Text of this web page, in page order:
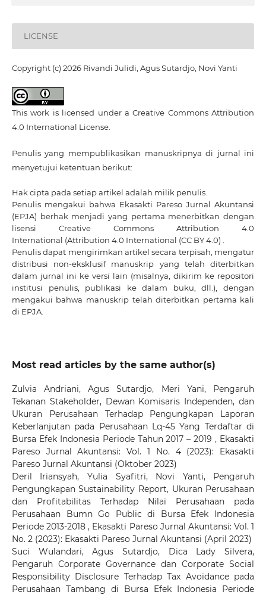
LICENSE
Copyright (c) 2026 Rivandi Julidi, Agus Sutardjo, Novi Yanti
This work is licensed under aCreative Commons Attribution
4.0 International License.
Penulis yang mempublikasikan manuskripnya di jurnal ini
menyetujui ketentuan berikut:
Hak cipta pada setiap artikel adalah milik penulis.
Penulis mengakui bahwa Ekasakti Pareso Jurnal Akuntansi
(EPJA) berhak menjadi yang pertama menerbitkan dengan
lisensi Creative Commons Attribution 4.0
International (Attribution 4.0 International (CC BY 4.0) .
Penulis dapat mengirimkan artikel secara terpisah, mengatur
distribusi non-eksklusif manuskrip yang telah diterbitkan
dalam jurnal ini ke versi lain (misalnya, dikirim ke repositori
institusi penulis, publikasi ke dalam buku, dll.), dengan
mengakui bahwa manuskrip telah diterbitkan pertama kali
di EPJA.
Most read articles by the same author(s)
Zulvia Andriani, Agus Sutardjo, Meri Yani, Pengaruh
Tekanan Stakeholder, Dewan Komisaris Independen, dan
Ukuran Perusahaan Terhadap Pengungkapan Laporan
Keberlanjutan pada Perusahaan Lq-45 Yang Terdaftar di
Bursa Efek Indonesia Periode Tahun 2017 – 2019, Ekasakti
Pareso Jurnal Akuntansi: Vol. 1 No. 4 (2023): Ekasakti
Pareso Jurnal Akuntansi (Oktober 2023)
Deril Iriansyah, Yulia Syafitri, Novi Yanti, Pengaruh
Pengungkapan Sustainability Report, Ukuran Perusahaan
dan Profitabilitas Terhadap Nilai Perusahaan pada
Perusahaan Bumn Go Public di Bursa Efek Indonesia
Periode 2013-2018, Ekasakti Pareso Jurnal Akuntansi: Vol. 1
No. 2 (2023): Ekasakti Pareso Jurnal Akuntansi (April 2023)
Suci Wulandari, Agus Sutardjo, Dica Lady Silvera,
Pengaruh Corporate Governance dan Corporate Social
Responsibility Disclosure Terhadap Tax Avoidance pada
Perusahaan Tambang di Bursa Efek Indonesia Periode